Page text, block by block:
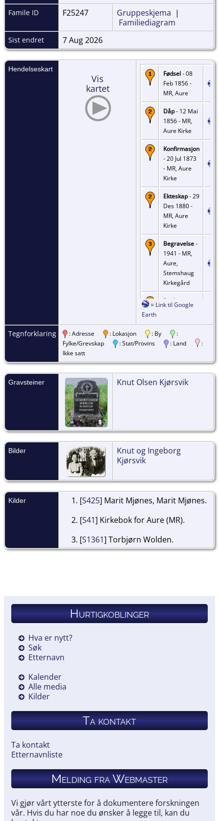
Famile ID F25247 Gruppeskjema |
Familiediagram
Sist endret 7 Aug 2026
Hendelseskart
Vis
kartet
Fødsel- 08
Feb 1856 -
MR, Aure
Dåp- 12 Mai
1856 - MR,
Aure Kirke
Konfirmasjon
- 20 Jul 1873
- MR, Aure
Kirke
Ekteskap- 29
Des 1880 -
MR, Aure
Kirke
Begravelse-
1941 - MR,
Aure,
Stemshaug
Kirkegård
Død- 08 Sep
1941 - MR,
= Link til Google
Earth
Tegnforklaring : Adresse : Lokasjon : By
:
Fylke/Grevskap
: Stat/Provins : Land
:
Ikke satt
Gravsteiner Knut Olsen Kjørsvik
Bilder
Knut og Ingeborg
Kjørsvik
Kilder [S425] Marit Mjønes, Marit Mjønes.
[S41] Kirkebok for Aure (MR).
[S1361] Torbjørn Wolden.
Hurtigkoblinger
Hva er nytt?
Søk
Etternavn
Kalender
Alle media
Kilder
Ta kontakt
Ta kontakt
Etternavnliste
Melding fra Webmaster
Vi gjør vårt ytterste for å dokumentere forskningen
vår. Hvis du har noe du ønsker å legge til, kan du